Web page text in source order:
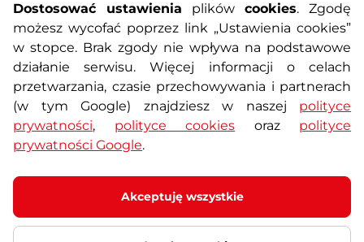
Metody płatności Program lojalnościowy
Usługi dodatkowe Reklamacje i serwis
Formularz kontaktowy Wyposażenie siłowni
Dostosować ustawienia plików cookies. Zgodę
możesz wycofać poprzez link „Ustawienia cookies”
w stopce. Brak zgody nie wpływa na podstawowe
działanie serwisu. Więcej informacji o celach
przetwarzania, czasie przechowywania i partnerach
(w tym Google) znajdziesz w naszej polityce
prywatności, polityce cookies oraz polityce
prywatności Google.
Akceptuję wszystkie